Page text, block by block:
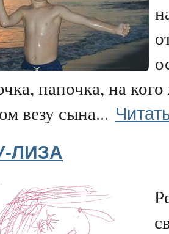
папочка, на
везу сына...
ЛИЗА